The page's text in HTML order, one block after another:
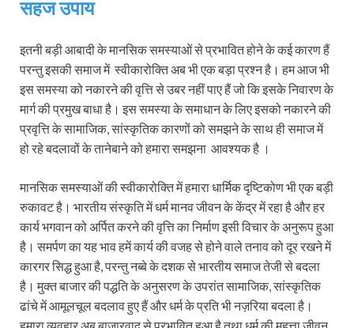
सहज उपाय
इतनी बड़ी आबादी के मानसिक समस्याओं से प्रभावित होने के कई कारण हैं
परन्तु इसकी समाज में स्वीकारोक्ति अब भी एक बड़ा प्रश्न है। हम आज भी
इस समस्या को नकारने की वृत्ति से उबर नहीं पाए हैं जो कि इसके निवारण के
मार्ग की प्रमुख बाधा है। इस समस्या के समाधान के लिए इसको नकारने की
प्रवृत्ति के सामाजिक, सांस्कृतिक कारणों को समझने के साथ ही समाज में
हो रहे बदलावों के तानेबाने को हमारा समझना आवश्यक है ।
मानसिक समस्याओं की स्वीकारोक्ति में हमारा धार्मिक दृष्टिकोण भी एक बड़ी
रुकावट है। भारतीय संस्कृति में धर्म मानव जीवन के केंद्र में रहा है और हर
कार्य भगवान को अर्पित करने की वृत्ति का निर्माण इसी विचार के अनुरूप हुआ
है। समर्पण का यह भाव हमें कार्य की वजह से होने वाले तनाव को दूर रखने में
कारगर सिद्ध हुआ है, परन्तु नब्‍बे के दशक से भारतीय समाज तेजी से बदला
है। मुक्त बाजार की पद्धति के अनुसरण के उपरांत सामाजिक, सांस्कृतिक
ढांचे में आमूलचूल बदलाव हुए हैं और धर्म के प्रति भी नज़रिया बदला है।
हमारा व्यवहार अब बाज़ारवाद से प्रभावित हुआ है तथा धर्म की महत्ता जीवन